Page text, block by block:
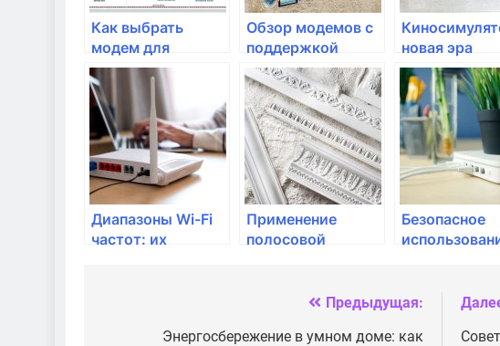
Как выбрать
модем для
домашнего
интернета
Обзор модемов с
поддержкой
новейших
стандартов связи
новая эра
домашнего
развлечения
модемом
Диапазоны Wi-Fi
частот: их
Применение
полосовой
Безопасное
Предыдущая:
Энергосбережение в умном доме: как